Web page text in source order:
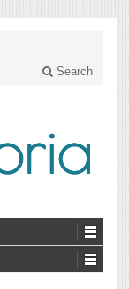
Search